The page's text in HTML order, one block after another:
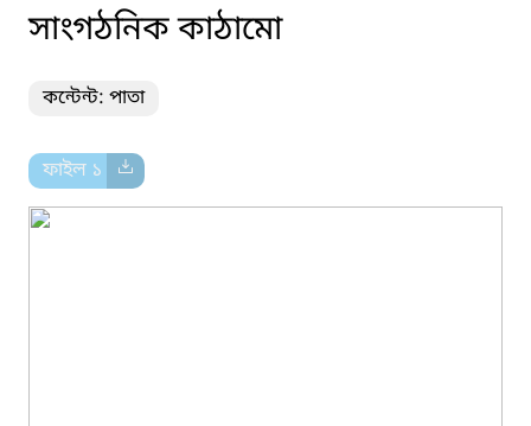
সাংগঠনিক কাঠামো
কন্টেন্ট: পাতা
ফাইল ১